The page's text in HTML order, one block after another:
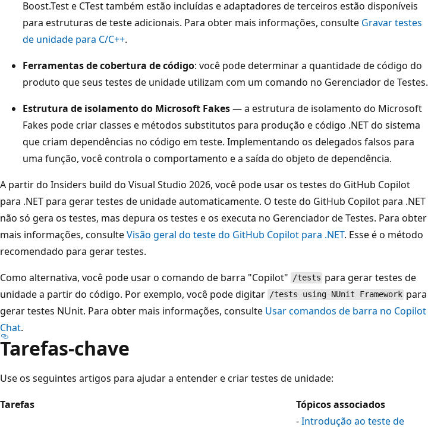
Boost.Test e CTest também estão incluídas e adaptadores de terceiros estão disponíveis
para estruturas de teste adicionais. Para obter mais informações, consulte Gravar testes
de unidade para C/C++.
Ferramentas de cobertura de código: você pode determinar a quantidade de código do
produto que seus testes de unidade utilizam com um comando no Gerenciador de Testes.
Estrutura de isolamento do Microsoft Fakes— a estrutura de isolamento do Microsoft
Fakes pode criar classes e métodos substitutos para produção e código .NET do sistema
que criam dependências no código em teste. Implementando os delegados falsos para
uma função, você controla o comportamento e a saída do objeto de dependência.
A partir do Insiders build do Visual Studio 2026, você pode usar os testes do GitHub Copilot
para .NET para gerar testes de unidade automaticamente. O teste do GitHub Copilot para .NET
não só gera os testes, mas depura os testes e os executa no Gerenciador de Testes. Para obter
mais informações, consulteVisão geral do teste do GitHub Copilot para .NET. Esse é o método
recomendado para gerar testes.
Como alternativa, você pode usar o comando de barra "Copilot" /tests para gerar testes de
unidade a partir do código. Por exemplo, você pode digitar /tests using NUnit Framework para
gerar testes NUnit. Para obter mais informações, consulte Usar comandos de barra no Copilot
Chat.
Tarefas-chave
Use os seguintes artigos para ajudar a entender e criar testes de unidade:
Tarefas
Tópicos associados
-Introdução ao teste de